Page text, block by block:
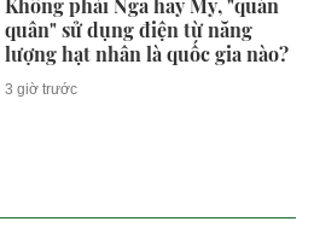
quân" sử dụng điện từ năng
lượng hạt nhân là quốc gia nào?
3 giờ trước